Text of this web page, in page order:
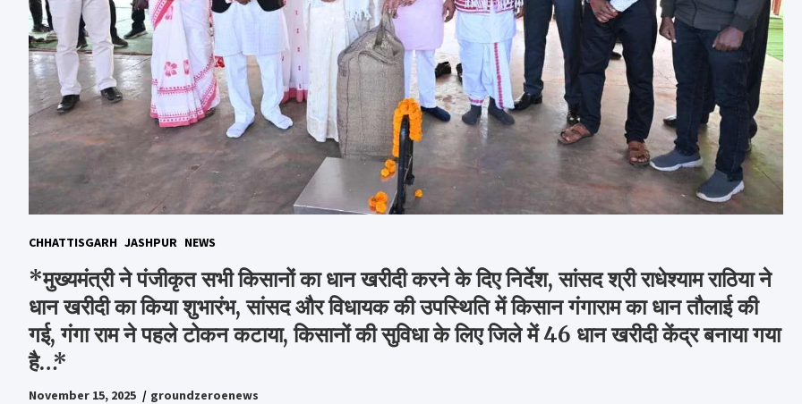
CHHATTISGARH JASHPUR NEWS
*मुख्यमंत्री ने पंजीकृत सभी किसानों का धान खरीदी करने के दिए निर्देश, सांसद श्री राधेश्याम राठिया ने
धान खरीदी का किया शुभारंभ, सांसद और विधायक की उपस्थिति में किसान गंगाराम का धान तौलाई की
गई, गंगा राम ने पहले टोकन कटाया, किसानों की सुविधा के लिए जिले में 46 धान खरीदी केंद्र बनाया गया
है…*
November 15, 2025 groundzeroenews